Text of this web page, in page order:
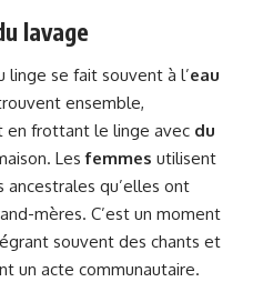
lavage
linge se fait souvent à l’eau
ensemble,
en frottant le linge avec du
Lesfemmes utilisent
qu’elles ont
mères. C’est un moment
souvent des chants et
un acte communautaire.